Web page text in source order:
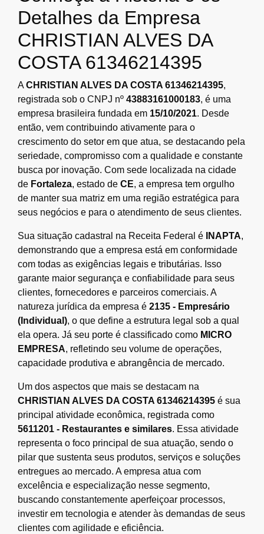
Detalhes da Empresa
CHRISTIAN ALVES DA
COSTA 61346214395
ACHRISTIAN ALVES DA COSTA 61346214395,
registrada sob o CNPJ nº 43883161000183, é uma
empresa brasileira fundada em 15/10/2021. Desde
então, vem contribuindo ativamente para o
crescimento do setor em que atua, se destacando pela
seriedade, compromisso com a qualidade e constante
busca por inovação. Com sede localizada na cidade
de Fortaleza, estado de CE, a empresa tem orgulho
de manter sua matriz em uma região estratégica para
seus negócios e para o atendimento de seus clientes.
Sua situação cadastral na Receita Federal é INAPTA,
demonstrando que a empresa está em conformidade
com todas as exigências legais e tributárias. Isso
garante maior segurança e confiabilidade para seus
clientes, fornecedores e parceiros comerciais. A
natureza jurídica da empresa é 2135 - Empresário
(Individual), o que define a estrutura legal sob a qual
ela opera. Já seu porte é classificado como MICRO
EMPRESA, refletindo seu volume de operações,
capacidade produtiva e abrangência de mercado.
Um dos aspectos que mais se destacam na
CHRISTIAN ALVES DA COSTA 61346214395 é sua
principal atividade econômica, registrada como
5611201 - Restaurantes e similares. Essa atividade
representa o foco principal de sua atuação, sendo o
pilar que sustenta seus produtos, serviços e soluções
entregues ao mercado. A empresa atua com
excelência e especialização nesse segmento,
buscando constantemente aperfeiçoar processos,
investir em tecnologia e atender às demandas de seus
clientes com agilidade e eficiência.